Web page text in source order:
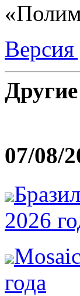
Версия
07/08/
2026
года